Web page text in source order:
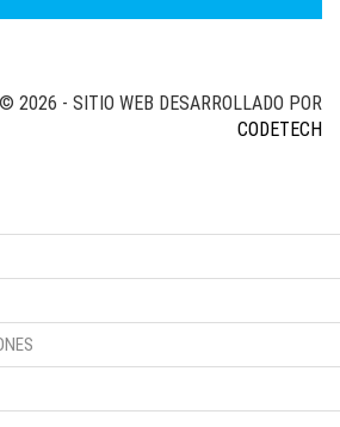
2026 - SITIO WEB DESARROLLADO POR
CODETECH